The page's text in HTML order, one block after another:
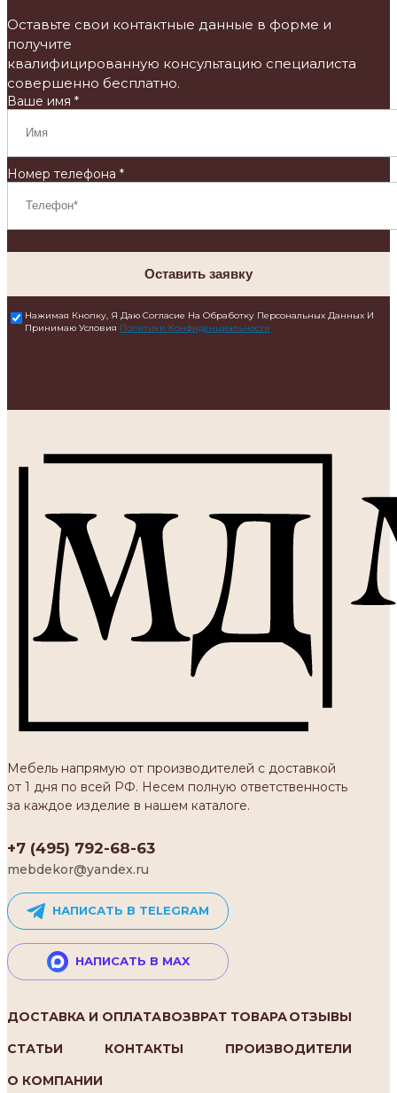
Оставьте свои контактные данные в форме и
получите
квалифицированную консультацию специалиста
совершенно бесплатно.
Ваше имя *
Номер телефона *
Оставить заявку
Нажимая Кнопку, Я Даю Согласие На Обработку Персональных Данных И
Принимаю Условия Политики Конфиденциальности
Мебель напрямую от производителей с доставкой
от 1 дня по всей РФ. Несем полную ответственность
за каждое изделие в нашем каталоге.
+7 (495) 792-68-63
mebdekor@yandex.ru
НАПИСАТЬ В TELEGRAM
НАПИСАТЬ В MAX
ДОСТАВКА И ОПЛАТАВОЗВРАТ ТОВАРАОТЗЫВЫ
СТАТЬИ
КОНТАКТЫ
ПРОИЗВОДИТЕЛИ
О КОМПАНИИ